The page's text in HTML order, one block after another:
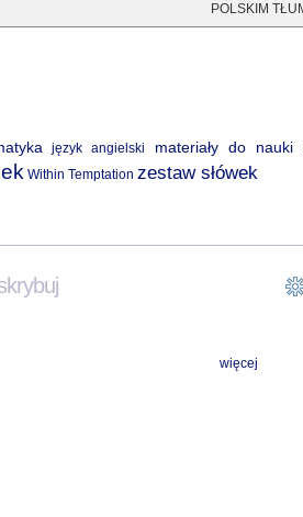
POLSKIM
język angielski materiały do nauki
Within Temptation zestaw słówek
więcej